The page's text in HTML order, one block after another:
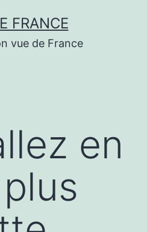
FRANCE
vue de France
en